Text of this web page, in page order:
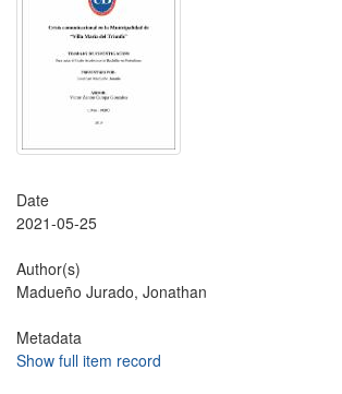
Date
2021-05-25
Author(s)
Madueño Jurado, Jonathan
Metadata
Show full item record